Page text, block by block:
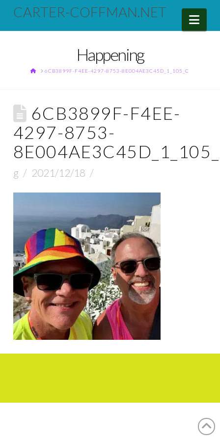
CARTER-COFFMAN.NET
Happening
HOME
6CB3899F-F4EE-4297-8753-8E004AE3C45D_1_105_C
6CB3899F-F4EE-
4297-8753-
g 2021/12/18